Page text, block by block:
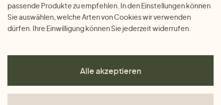
passende Produkte zu empfehlen. In den Einstellungen können
Sie auswählen, welche Arten von Cookies wir verwenden
dürfen. Ihre Einwilligung können Sie jederzeit widerrufen.
Alle akzeptieren